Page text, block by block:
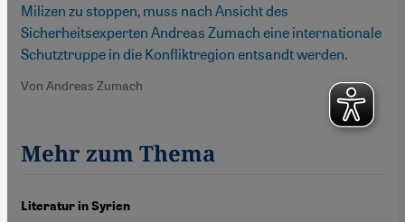
Milizen zu stoppen, muss nach Ansicht des
Sicherheitsexperten Andreas Zumach eine internationale
Schutztruppe in die Konfliktregion entsandt werden.
Von Andreas Zumach
Mehr zum Thema
Literatur in Syrien